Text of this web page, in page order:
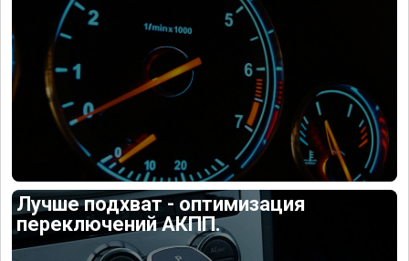
Лучше подхват - оптимизация
переключений АКПП.